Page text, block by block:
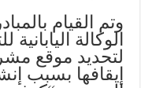
وتم القيام
لتحديد موقع
إيقافها بسبب